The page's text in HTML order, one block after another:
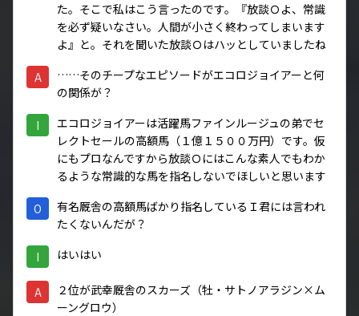
た。そこで私はこう言ったのです。『放談Ｏよ、常識
を必ず疑いなさい。人間が小さく終わってしまいます
よ』と。それを聞いた放談Ｏはハッとしていましたね
A
……そのチープなエピソードがエコロジョイアーと何
の関係が？
I
エコロジョイアーは活躍馬ファインルージュの弟でセ
レクトセールの高額馬（１億１５００万円）です。仮
にもプロなんですから放談Ｏにはこんな素人でもわか
るような常識的な馬を指名しないでほしいと思います
O
有名厩舎の高額馬ばかり指名しているＩ君には言われ
たくないんだが？
I はいはい
A
２位が武幸厩舎のスカーズ（牡・サトノアラジン×ム
ーングロウ）